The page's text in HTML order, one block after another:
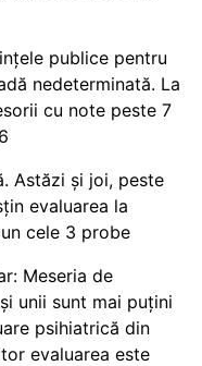
publice pentru
nedeterminată. La
cu note peste 7
Astăzi și joi, peste
evaluarea la
cele 3 probe
Meseria de
unii sunt mai puțini
psihiatrică din
evaluarea este